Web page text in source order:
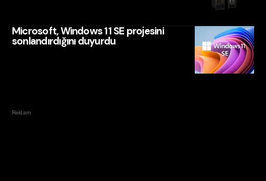
Microsoft, Windows 11 SE projesini
sonlandırdığını duyurdu
Reklam